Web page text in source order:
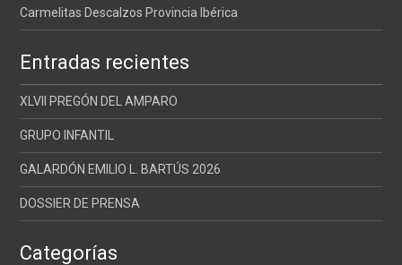
Carmelitas Descalzos Provincia Ibérica
Entradas recientes
XLVII PREGÓN DEL AMPARO
GRUPO INFANTIL
GALARDÓN EMILIO L. BARTÚS 2026
DOSSIER DE PRENSA
Categorías